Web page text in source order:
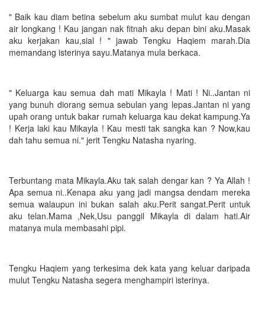
" Baik kau diam betina sebelum aku sumbat mulut kau dengan
air longkang ! Kau jangan nak fitnah aku depan bini aku.Masak
aku kerjakan kau,sial ! " jawab Tengku Haqiem marah.Dia
memandang isterinya sayu.Matanya mula berkaca.
" Keluarga kau semua dah mati Mikayla ! Mati ! Ni..Jantan ni
yang bunuh diorang semua sebulan yang lepas.Jantan ni yang
upah orang untuk bakar rumah keluarga kau dekat kampung.Ya
! Kerja laki kau Mikayla ! Kau mesti tak sangka kan ? Now,kau
dah tahu semua ni." jerit Tengku Natasha nyaring.
Terbuntang mata Mikayla.Aku tak salah dengar kan ? Ya Allah !
Apa semua ni..Kenapa aku yang jadi mangsa dendam mereka
semua walaupun ini bukan salah aku.Perit sangat.Perit untuk
aku telan.Mama ,Nek,Usu panggil Mikayla di dalam hati.Air
matanya mula membasahi pipi.
Tengku Haqiem yang terkesima dek kata yang keluar daripada
mulut Tengku Natasha segera menghampiri isterinya.